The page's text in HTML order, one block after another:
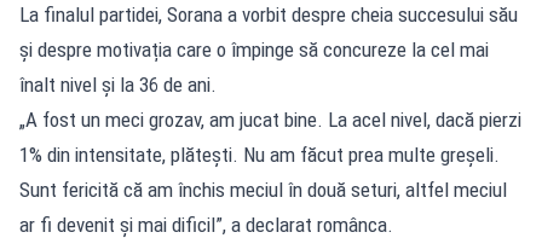
La finalul partidei, Sorana a vorbit despre cheia succesului său
și despre motivația care o împinge să concureze la cel mai
înalt nivel și la 36 de ani.
„A fost un meci grozav, am jucat bine. La acel nivel, dacă pierzi
1% din intensitate, plătești. Nu am făcut prea multe greșeli.
Sunt fericită că am închis meciul în două seturi, altfel meciul
ar fi devenit și mai dificil”, a declarat românca.